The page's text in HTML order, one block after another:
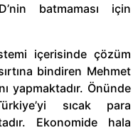
batmaması için
içerisinde çözüm
bindiren Mehmet
yapmaktadır. Önünde
sıcak para
Ekonomide hala